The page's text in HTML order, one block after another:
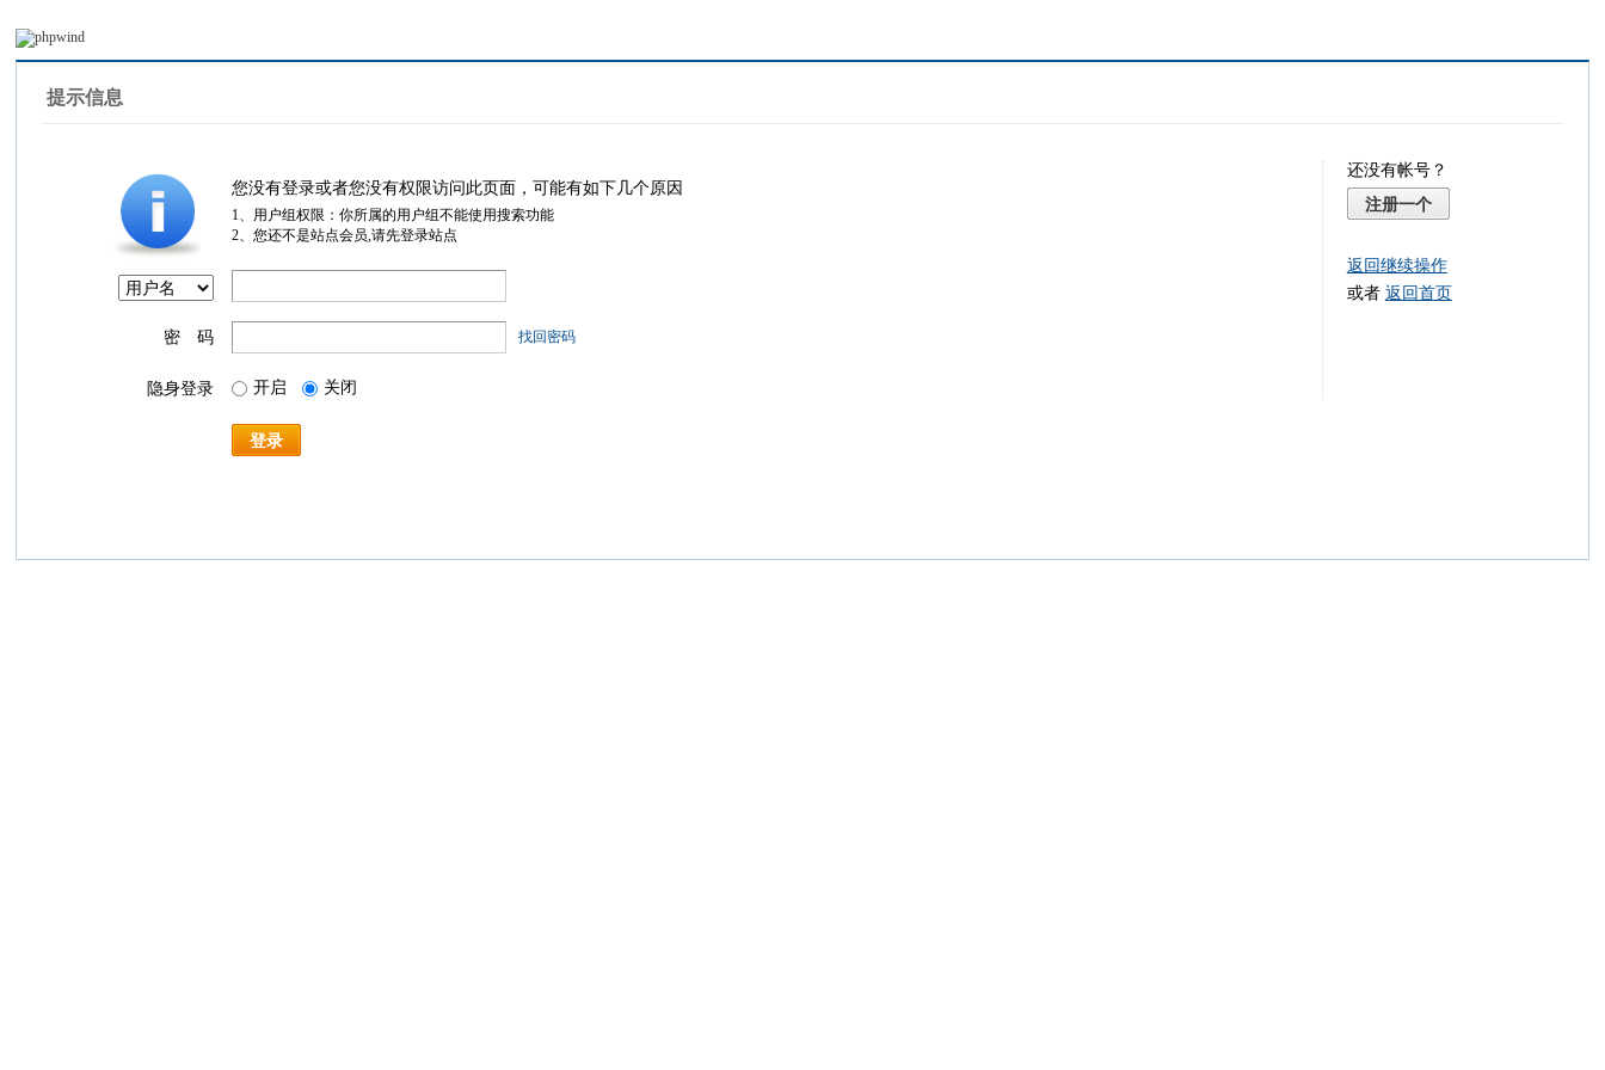
提示信息
您没有登录或者您没有权限访问此页面，可能有如下几个原因
1、用户组权限：你所属的用户组不能使用搜索功能
2、您还不是站点会员,请先登录站点
密 码 找回密码
隐身登录 开启 关闭
登录
还没有帐号？
注册一个
返回继续操作
或者 返回首页